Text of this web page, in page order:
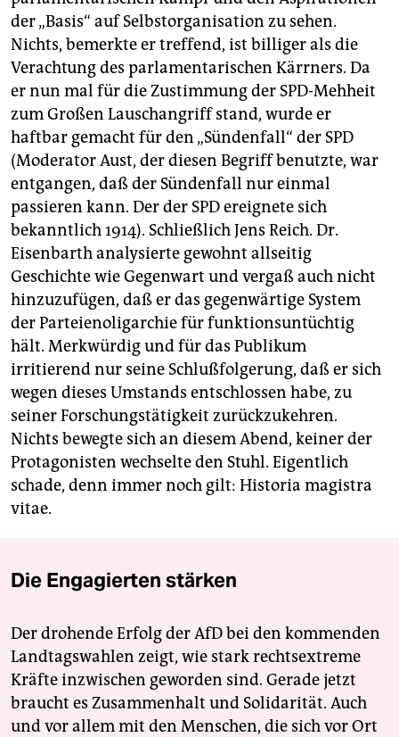
der „Basis“ auf Selbstorganisation zu sehen.
Nichts, bemerkte er treffend, ist billiger als die
Verachtung des parlamentarischen Kärrners. Da
er nun mal für die Zustimmung der SPD-Mehheit
zum Großen Lauschangriff stand, wurde er
haftbar gemacht für den „Sündenfall“ der SPD
(Moderator Aust, der diesen Begriff benutzte, war
entgangen, daß der Sündenfall nur einmal
passieren kann. Der der SPD ereignete sich
bekanntlich 1914). Schließlich Jens Reich. Dr.
Eisenbarth analysierte gewohnt allseitig
Geschichte wie Gegenwart und vergaß auch nicht
hinzuzufügen, daß er das gegenwärtige System
der Parteienoligarchie für funktionsuntüchtig
hält. Merkwürdig und für das Publikum
irritierend nur seine Schlußfolgerung, daß er sich
wegen dieses Umstands entschlossen habe, zu
seiner Forschungstätigkeit zurückzukehren.
Nichts bewegte sich an diesem Abend, keiner der
Protagonisten wechselte den Stuhl. Eigentlich
schade, denn immer noch gilt: Historia magistra
vitae.
Die Engagierten stärken
Der drohende Erfolg der AfD bei den kommenden
Landtagswahlen zeigt, wie stark rechtsextreme
Kräfte inzwischen geworden sind. Gerade jetzt
braucht es Zusammenhalt und Solidarität. Auch
und vor allem mit den Menschen, die sich vor Ort